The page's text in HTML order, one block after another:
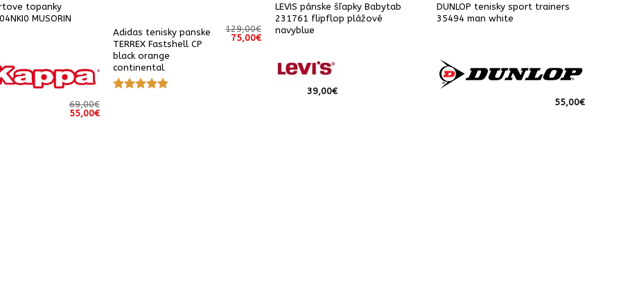
topanky
MUSORIN
69,00€
Pôvodná
cena
55,00€Aktuálna
Adidas tenisky panske
TERREX Fastshell CP
black orange
continental
129,00€
Pôvodná
75,00€Aktuálna
75,00€.
LEVIS pánske šľapky Babytab
231761 flipflop plážové
navyblue
39,00€
DUNLOP tenisky sport trainers
35494 man white
55,00€